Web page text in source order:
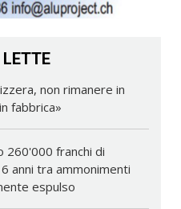
LETTE
non rimanere in
fabbrica»
260'000 franchi di
anni tra ammonimenti
espulso